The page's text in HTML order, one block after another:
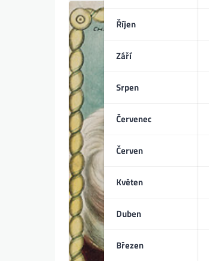
Říjen
Září
Srpen
Červenec
Červen
Květen
Duben
Březen